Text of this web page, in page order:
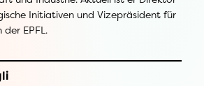
Initiativen und Vizepräsident für
EPFL.